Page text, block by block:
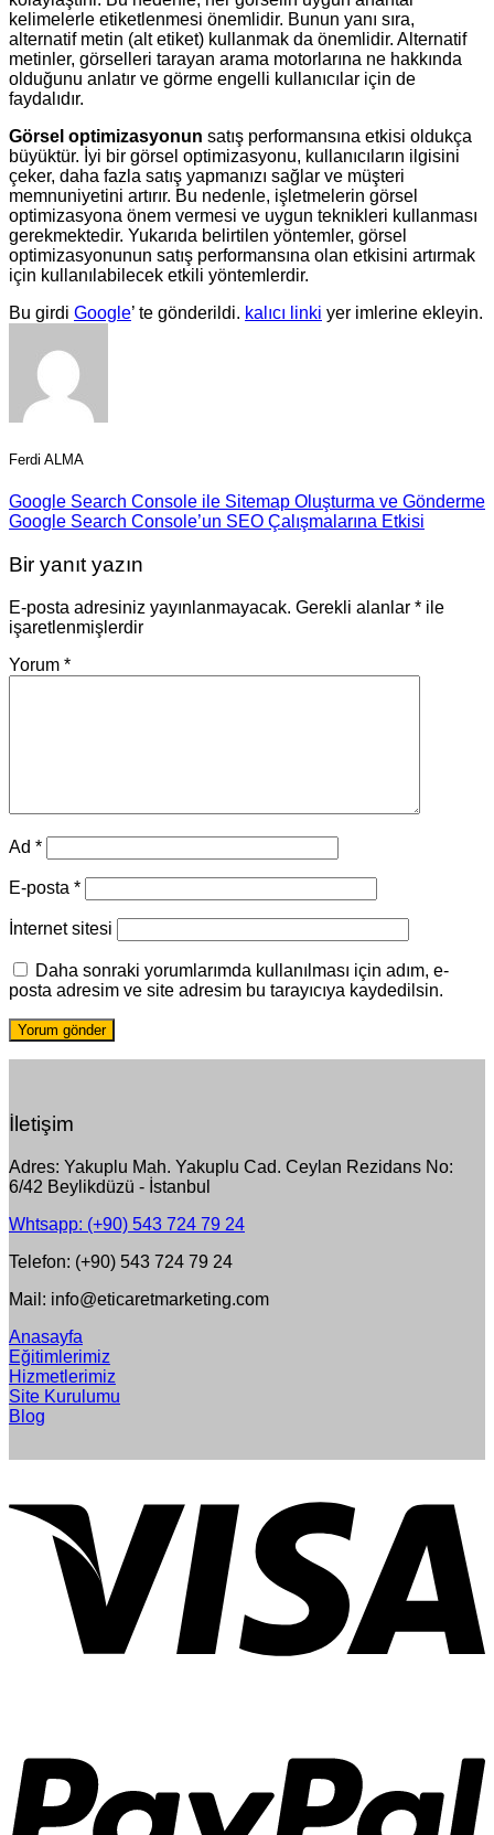
kelimelerle etiketlenmesi önemlidir. Bunun yanı sıra,
alternatif metin (alt etiket) kullanmak da önemlidir. Alternatif
metinler, görselleri tarayan arama motorlarına ne hakkında
olduğunu anlatır ve görme engelli kullanıcılar için de
faydalıdır.
Görsel optimizasyonun satış performansına etkisi oldukça
büyüktür. İyi bir görsel optimizasyonu, kullanıcıların ilgisini
çeker, daha fazla satış yapmanızı sağlar ve müşteri
memnuniyetini artırır. Bu nedenle, işletmelerin görsel
optimizasyona önem vermesi ve uygun teknikleri kullanması
gerekmektedir. Yukarıda belirtilen yöntemler, görsel
optimizasyonunun satış performansına olan etkisini artırmak
için kullanılabilecek etkili yöntemlerdir.
Bu girdi Google’ te gönderildi. kalıcı linki yer imlerine ekleyin.
Ferdi ALMA
Google Search Console ile Sitemap Oluşturma ve Gönderme
Google Search Console’un SEO Çalışmalarına Etkisi
Bir yanıt yazın
E-posta adresiniz yayınlanmayacak. Gerekli alanlar * ile
işaretlenmişlerdir
Yorum *
Ad *
E-posta *
İnternet sitesi
Daha sonraki yorumlarımda kullanılması için adım, e-
posta adresim ve site adresim bu tarayıcıya kaydedilsin.
İletişim
Adres: Yakuplu Mah. Yakuplu Cad. Ceylan Rezidans No:
6/42 Beylikdüzü - İstanbul
Whtsapp: (+90) 543 724 79 24
Telefon: (+90) 543 724 79 24
Mail: info@eticaretmarketing.com
Anasayfa
Eğitimlerimiz
Hizmetlerimiz
Site Kurulumu
Blog